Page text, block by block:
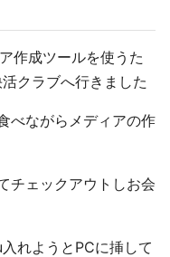
作成ツールを使うた
クラブへ行きました
べながらメディアの作
チェックアウトしお会
れようとPCに挿して